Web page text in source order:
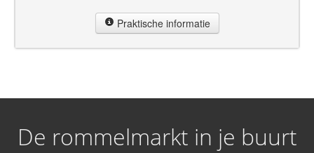
Praktische informatie
De rommelmarkt in je buurt